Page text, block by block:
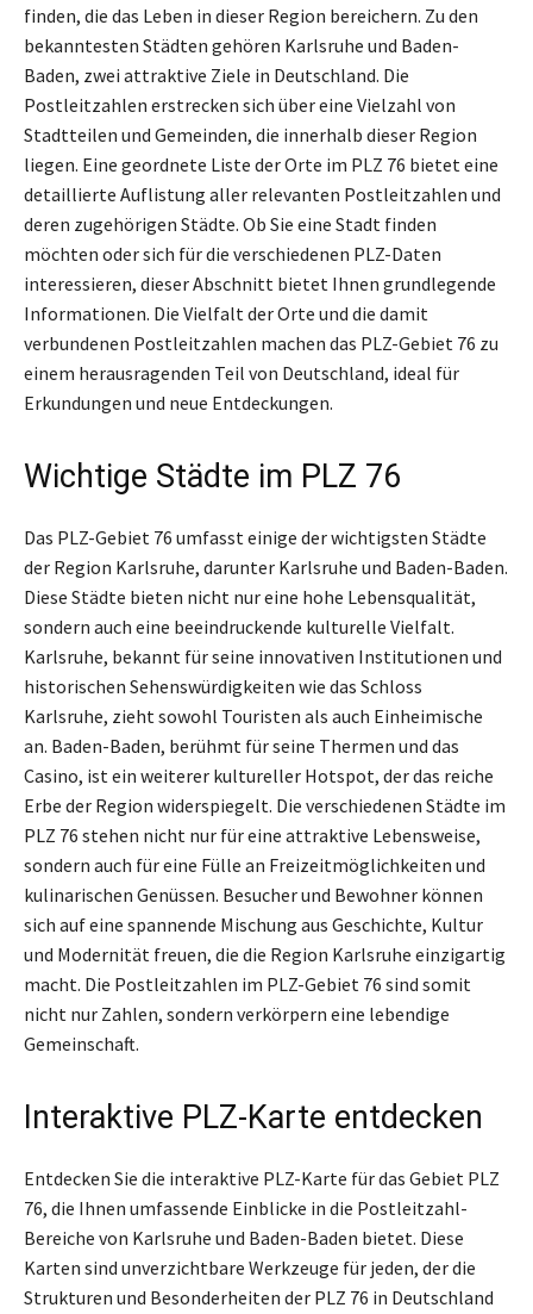
finden, die das Leben in dieser Region bereichern. Zu den
bekanntesten Städten gehören Karlsruhe und Baden-
Baden, zwei attraktive Ziele in Deutschland. Die
Postleitzahlen erstrecken sich über eine Vielzahl von
Stadtteilen und Gemeinden, die innerhalb dieser Region
liegen. Eine geordnete Liste der Orte im PLZ 76 bietet eine
detaillierte Auflistung aller relevanten Postleitzahlen und
deren zugehörigen Städte. Ob Sie eine Stadt finden
möchten oder sich für die verschiedenen PLZ-Daten
interessieren, dieser Abschnitt bietet Ihnen grundlegende
Informationen. Die Vielfalt der Orte und die damit
verbundenen Postleitzahlen machen das PLZ-Gebiet 76 zu
einem herausragenden Teil von Deutschland, ideal für
Erkundungen und neue Entdeckungen.
Wichtige Städte im PLZ 76
Das PLZ-Gebiet 76 umfasst einige der wichtigsten Städte
der Region Karlsruhe, darunter Karlsruhe und Baden-Baden.
Diese Städte bieten nicht nur eine hohe Lebensqualität,
sondern auch eine beeindruckende kulturelle Vielfalt.
Karlsruhe, bekannt für seine innovativen Institutionen und
historischen Sehenswürdigkeiten wie das Schloss
Karlsruhe, zieht sowohl Touristen als auch Einheimische
an. Baden-Baden, berühmt für seine Thermen und das
Casino, ist ein weiterer kultureller Hotspot, der das reiche
Erbe der Region widerspiegelt. Die verschiedenen Städte im
PLZ 76 stehen nicht nur für eine attraktive Lebensweise,
sondern auch für eine Fülle an Freizeitmöglichkeiten und
kulinarischen Genüssen. Besucher und Bewohner können
sich auf eine spannende Mischung aus Geschichte, Kultur
und Modernität freuen, die die Region Karlsruhe einzigartig
macht. Die Postleitzahlen im PLZ-Gebiet 76 sind somit
nicht nur Zahlen, sondern verkörpern eine lebendige
Gemeinschaft.
Interaktive PLZ-Karte entdecken
Entdecken Sie die interaktive PLZ-Karte für das Gebiet PLZ
76, die Ihnen umfassende Einblicke in die Postleitzahl-
Bereiche von Karlsruhe und Baden-Baden bietet. Diese
Karten sind unverzichtbare Werkzeuge für jeden, der die
Strukturen und Besonderheiten der PLZ 76 in Deutschland